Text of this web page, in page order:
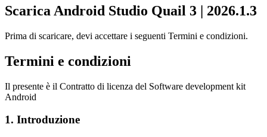
Scarica Android Studio Quail 3 | 2026.1.3
Prima di scaricare, devi accettare i seguenti Termini e condizioni.
Termini e condizioni
Il presente è il Contratto di licenza del Software development kit
Android
1. Introduzione